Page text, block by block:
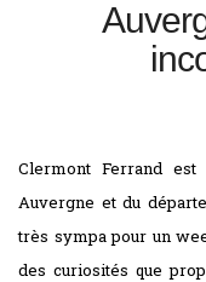
Clermont Ferrand
Auvergne et du
très sympa pour un
des curiosités que